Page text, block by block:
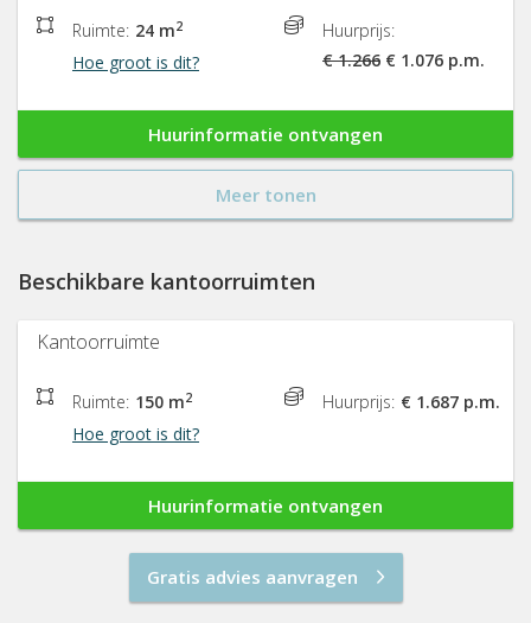
Ruimte: 24 m2
Hoe groot is dit?
Huurprijs:
€ 1.266 € 1.076 p.m.
Huurinformatie ontvangen
Meer tonen
Beschikbare kantoorruimten
Kantoorruimte
Ruimte: 150 m2
Hoe groot is dit?
Huurprijs: € 1.687 p.m.
Huurinformatie ontvangen
Gratis advies aanvragen